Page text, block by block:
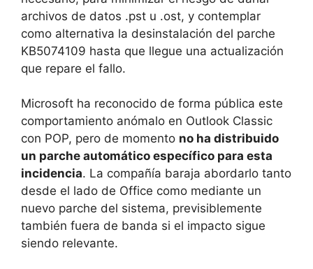
archivos de datos .pst u .ost, y contemplar
como alternativa la desinstalación del parche
KB5074109 hasta que llegue una actualización
que repare el fallo.
Microsoft ha reconocido de forma pública este
comportamiento anómalo en Outlook Classic
con POP, pero de momento no ha distribuido
un parche automático específico para esta
incidencia. La compañía baraja abordarlo tanto
desde el lado de Office como mediante un
nuevo parche del sistema, previsiblemente
también fuera de banda si el impacto sigue
siendo relevante.